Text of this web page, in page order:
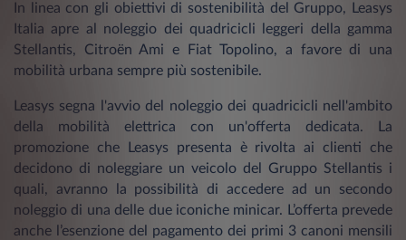
In linea con gli obiettivi di sostenibilità del Gruppo, Leasys
Italia apre al noleggio dei quadricicli leggeri della gamma
Stellantis, Citroën Ami e Fiat Topolino, a favore di una
mobilità urbana sempre più sostenibile.
Leasys segna l'avvio del noleggio dei quadricicli nell'ambito
della mobilità elettrica con un'offerta dedicata. La
promozione che Leasys presenta è rivolta ai clienti che
decidono di noleggiare un veicolo del Gruppo Stellantis i
quali, avranno la possibilità di accedere ad un secondo
noleggio di una delle due iconiche minicar. L’offerta prevede
anche l’esenzione del pagamento dei primi 3 canoni mensili